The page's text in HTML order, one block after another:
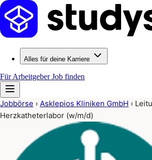
Alles für deine Karriere
Für ArbeitgeberJob finden
Jobbörse › Asklepios Kliniken GmbH ›
Herzkatheterlabor (w/m/d)